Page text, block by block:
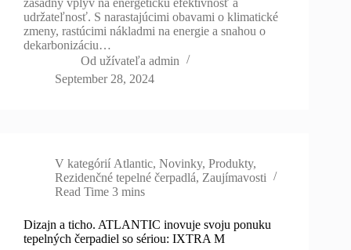
udržateľnosť. S narastajúcimi obavami o klimatické
zmeny, rastúcimi nákladmi na energie a snahou o
dekarbonizáciu…
Od užívateľa admin
September 28, 2024
V kategórií Atlantic,Novinky,Produkty,
Rezidenčné tepelné čerpadlá, Zaujímavosti
Read Time 3 mins
Dizajn a ticho. ATLANTIC inovuje svoju ponuku
tepelných čerpadiel so sériou: IXTRA M